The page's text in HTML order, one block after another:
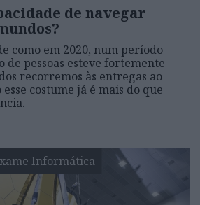
de navegar
como em 2020, num período
de pessoas esteve fortemente
recorremos às entregas ao
costume já é mais do que
Informática